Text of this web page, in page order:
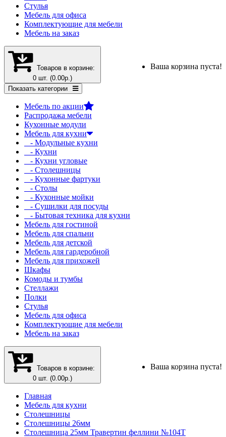
Стулья
Мебель для офиса
Комплектующие для мебели
Мебель на заказ
Товаров в корзине:
0 шт. (0.00р.)
Ваша корзина пуста!
Показать категории
Мебель по акции
Распродажа мебели
Кухонные модули
Мебель для кухни
- Модульные кухни
- Кухни
- Кухни угловые
- Столешницы
- Кухонные фартуки
- Столы
- Кухонные мойки
- Сушилки для посуды
- Бытовая техника для кухни
Мебель для гостиной
Мебель для спальни
Мебель для детской
Мебель для гардеробной
Мебель для прихожей
Шкафы
Комоды и тумбы
Стеллажи
Полки
Стулья
Мебель для офиса
Комплектующие для мебели
Мебель на заказ
Товаров в корзине:
0 шт. (0.00р.)
Ваша корзина пуста!
Главная
Мебель для кухни
Столешницы
Столешницы 26мм
Столешница 25мм Травертин феллини №104Т